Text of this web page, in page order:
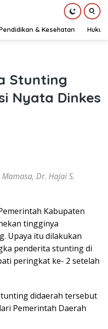
& Kesehatan Hukum
Stunting
Nyata Dinkes
Dr. Hajai S.
Kabupaten
tingginya
Upaya itu dilakukan
penderita stunting di
peringkat ke- 2 setelah
didaerah tersebut
Pemerintah Daerah